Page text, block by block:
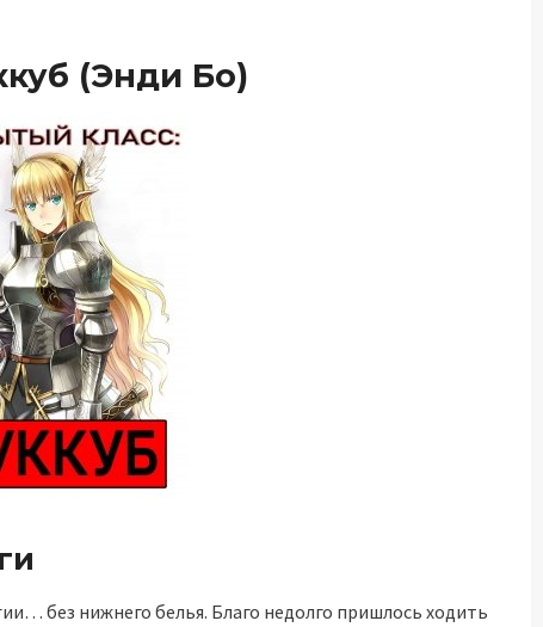
(Энди Бо)
без нижнего белья. Благо недолго пришлось ходить